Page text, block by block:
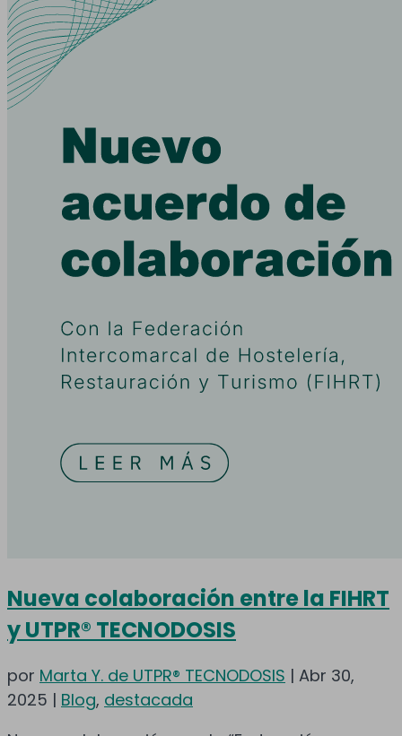
Nueva colaboración entre la FIHRT
y UTPR® TECNODOSIS
por Marta Y. de UTPR® TECNODOSIS | Abr 30,
2025 | Blog, destacada